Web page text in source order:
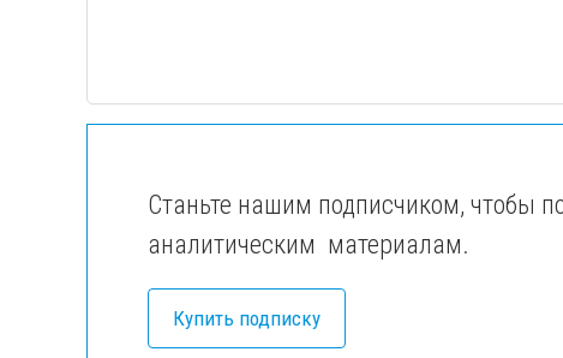
Станьте нашим подписчиком, чтобы
аналитическим материалам.
Купить подписку